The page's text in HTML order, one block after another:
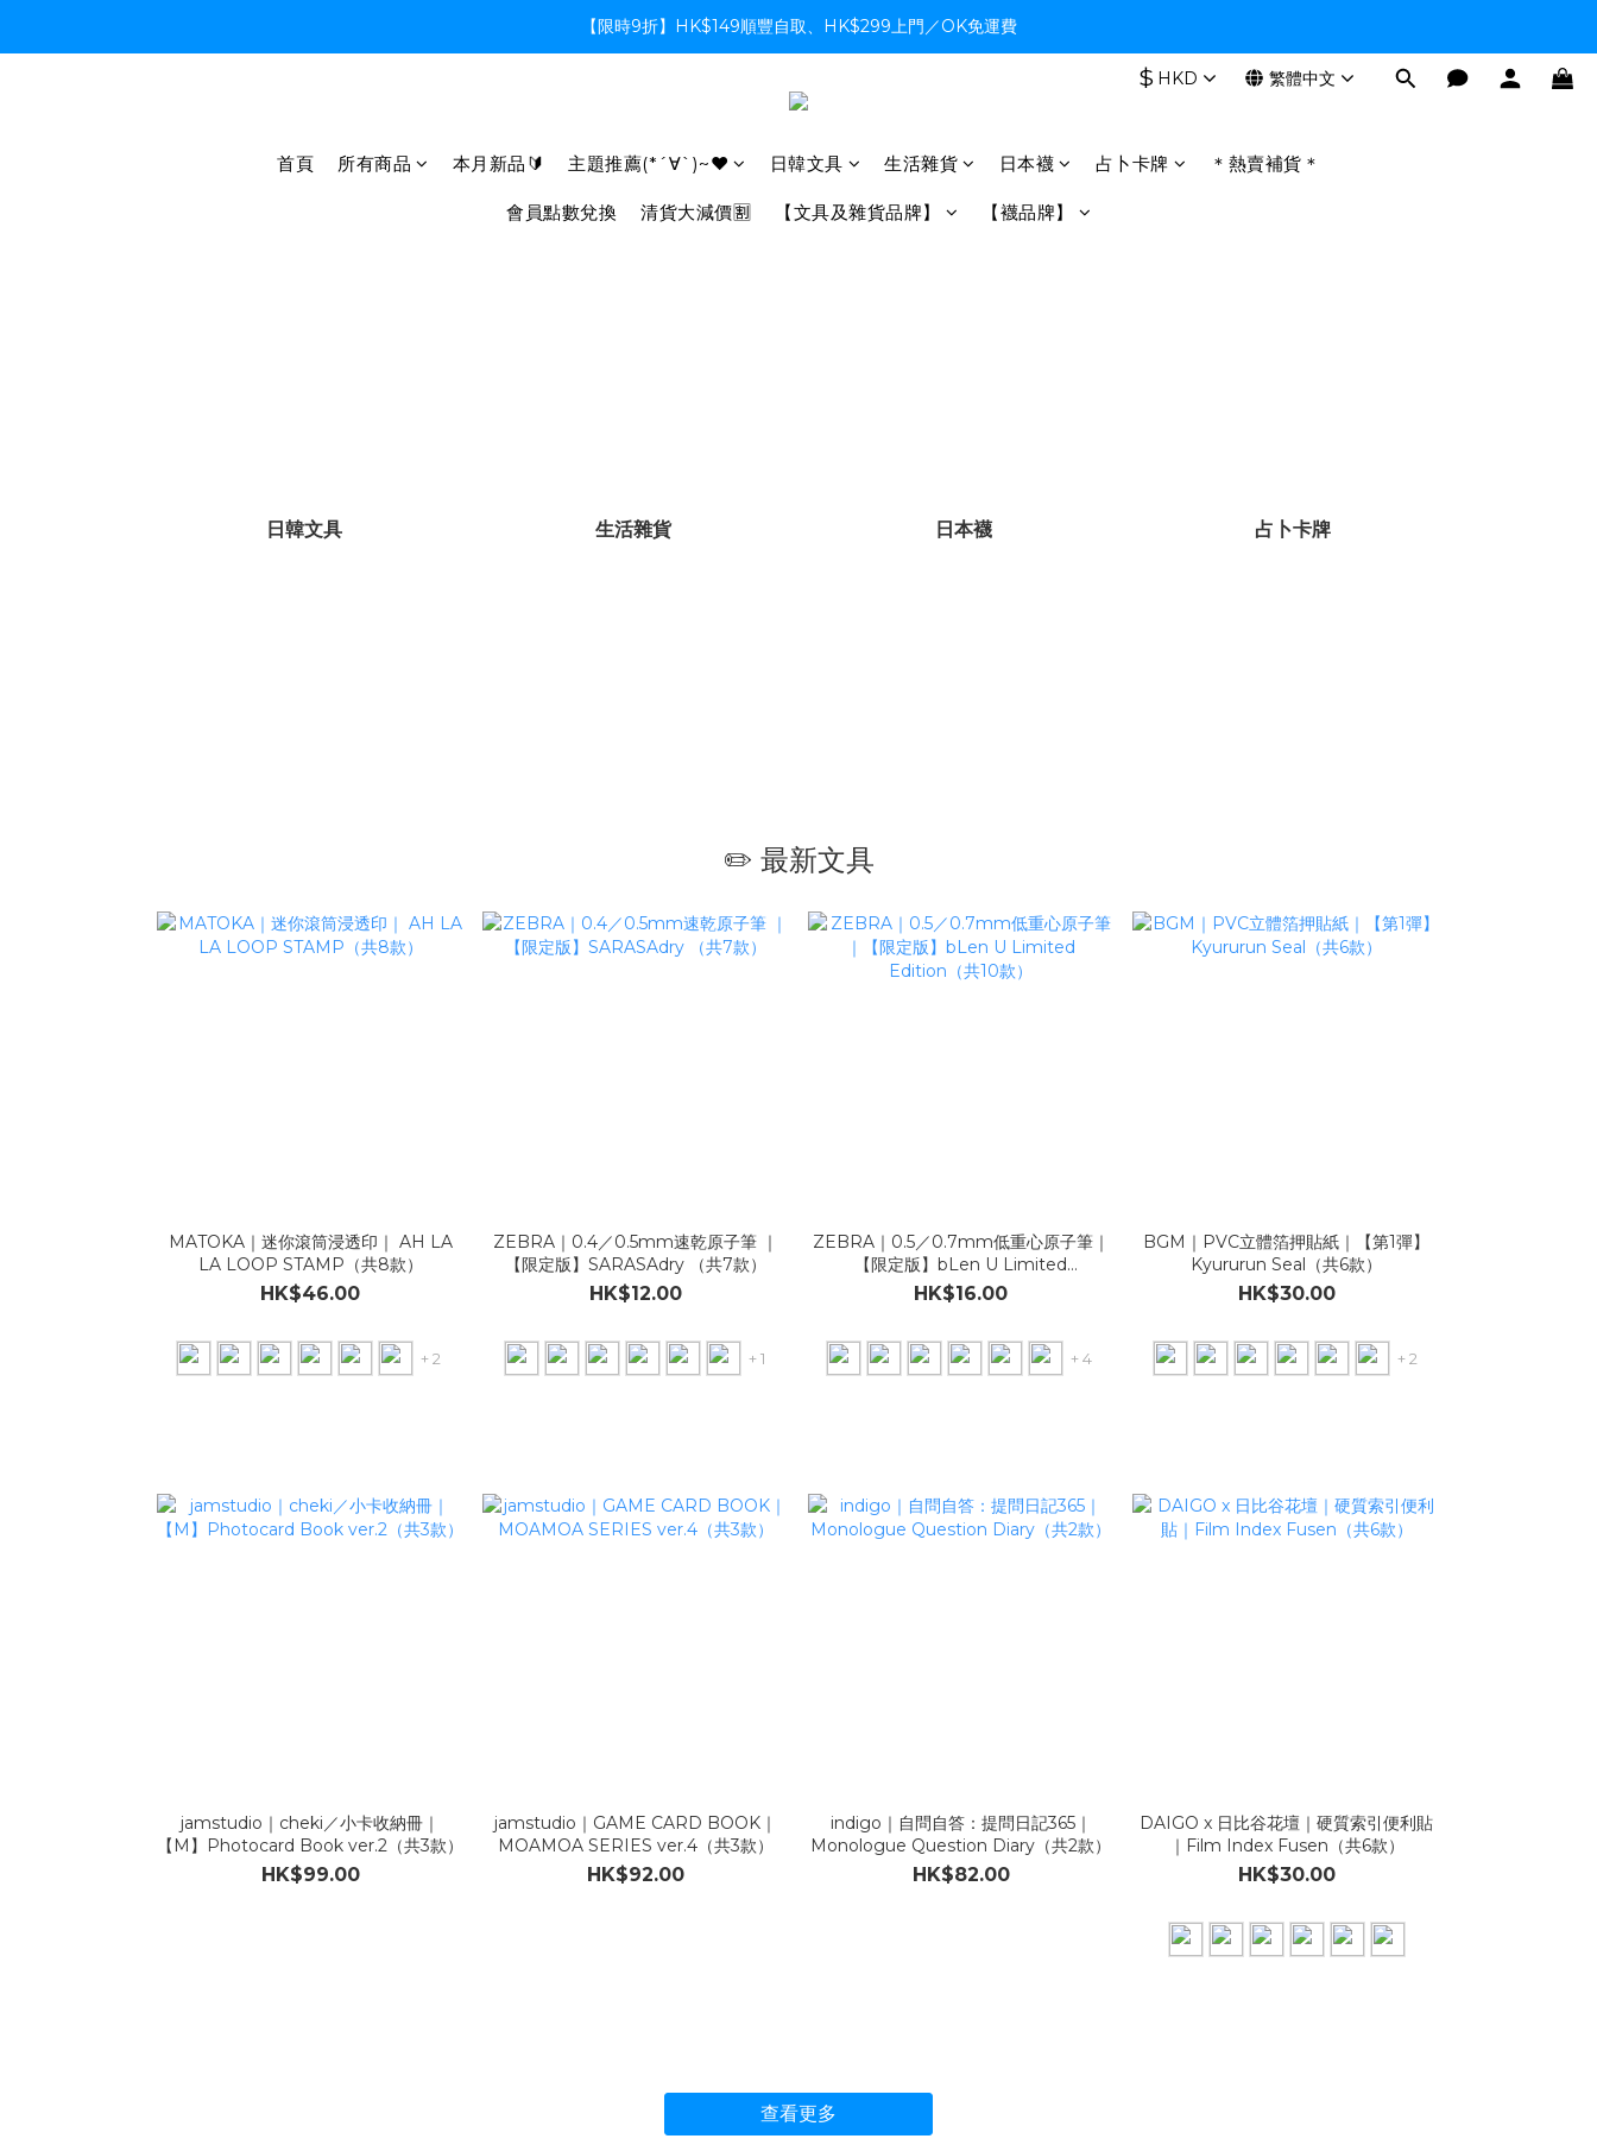
【限時9折】HK$149順豐自取、HK$299上門／OK免運費
【限時9折】HK$149順豐自取、HK$299上門／OK免運費
$ HKD 繁體中文
首頁 所有商品 本月新品🔰 主題推薦(*´∀`)~♥ 日韓文具 生活雜貨 日本襪 占卜卡牌 ＊熱賣補貨＊
會員點數兌換 清貨大減價🈹 【文具及雜貨品牌】 【襪品牌】
日韓文具 生活雜貨 日本襪 占卜卡牌
✏️ 最新文具
MATOKA｜迷你滾筒浸透印｜ AH LA
LA LOOP STAMP（共8款）
HK$46.00
+ 2
ZEBRA｜0.4／0.5mm速乾原子筆 ｜
【限定版】SARASAdry （共7款）
HK$12.00
+ 1
ZEBRA｜0.5／0.7mm低重心原子筆｜
【限定版】bLen U Limited
Edition（共10款）
HK$16.00
+ 4
BGM｜PVC立體箔押貼紙｜【第1彈】
Kyururun Seal（共6款）
HK$30.00
+ 2
jamstudio｜cheki／小卡收納冊｜
【M】Photocard Book ver.2（共3款）
HK$99.00
jamstudio｜GAME CARD BOOK｜
MOAMOA SERIES ver.4（共3款）
HK$92.00
indigo｜自問自答：提問日記365｜
Monologue Question Diary（共2款）
HK$82.00
DAIGO x 日比谷花壇｜硬質索引便利貼
｜Film Index Fusen（共6款）
HK$30.00
查看更多